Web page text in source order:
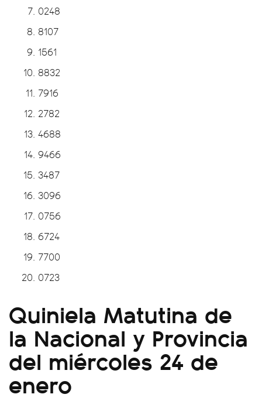
0248
8107
1561
8832
7916
2782
4688
9466
3487
3096
0756
6724
7700
0723
Quiniela Matutina de
la Nacional y Provincia
del miércoles 24 de
enero